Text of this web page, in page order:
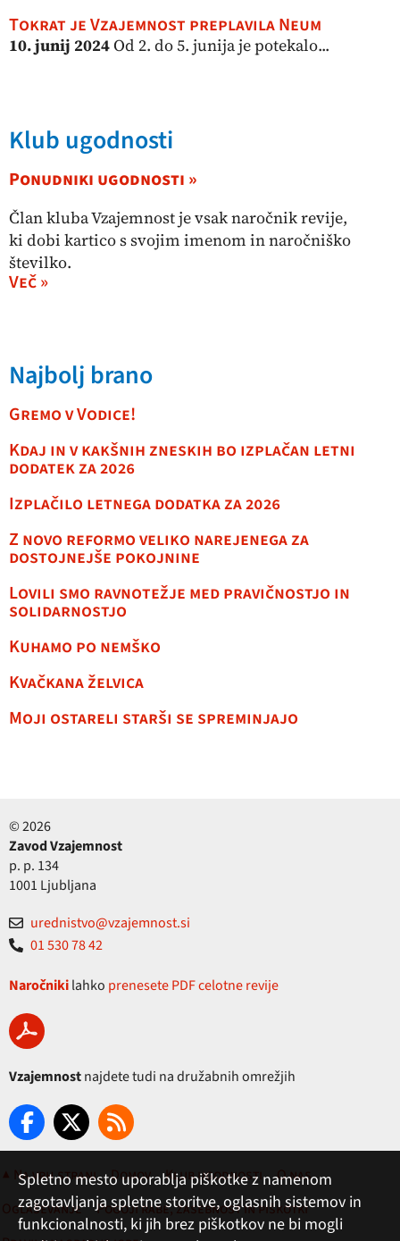
Tokrat je Vzajemnost preplavila Neum
10. junij 2024Od 2. do 5. junija je potekalo...
Klub ugodnosti
Ponudniki ugodnosti »
Član kluba Vzajemnost je vsak naročnik revije,
ki dobi kartico s svojim imenom in naročniško
številko.
Več »
Najbolj brano
Gremo v Vodice!
Kdaj in v kakšnih zneskih bo izplačan letni
dodatek za 2026
Izplačilo letnega dodatka za 2026
Z novo reformo veliko narejenega za
dostojnejše pokojnine
Lovili smo ravnotežje med pravičnostjo in
solidarnostjo
Kuhamo po nemško
Kvačkana želvica
Moji ostareli starši se spreminjajo
© 2026
Zavod Vzajemnost
p. p. 134
1001 Ljubljana
urednistvo@vzajemnost.si
01 530 78 42
Naročnikilahko prenesete PDF celotne revije
Vzajemnostnajdete tudi na družabnih omrežjih
▲ Na vrh strani Domov Klub ugodnosti
O nas
Oglaševanje
Pogoji rabe, zasebnost in piškotki
Spletno mesto uporablja piškotke z namenom
zagotavljanja spletne storitve, oglasnih sistemov in
funkcionalnosti, ki jih brez piškotkov ne bi mogli